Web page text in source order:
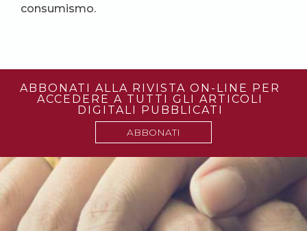
consumismo.
ABBONATI ALLA RIVISTA ON-LINE PER
ACCEDERE A TUTTI GLI ARTICOLI
DIGITALI PUBBLICATI
ABBONATI